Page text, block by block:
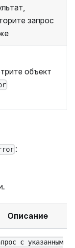
запрос
объект
:
Описание
с указанным